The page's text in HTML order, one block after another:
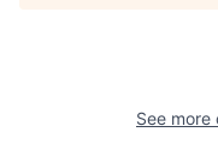
See